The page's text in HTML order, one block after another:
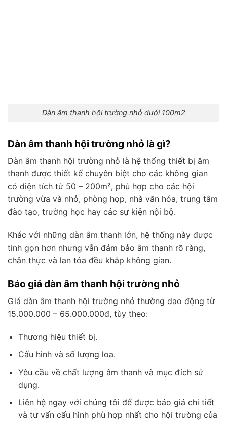
Dàn âm thanh hội trường nhỏ dưới 100m2
Dàn âm thanh hội trường nhỏ là gì?
Dàn âm thanh hội trường nhỏ là hệ thống thiết bị âm
thanh được thiết kế chuyên biệt cho các không gian
có diện tích từ 50 – 200m², phù hợp cho các hội
trường vừa và nhỏ, phòng họp, nhà văn hóa, trung tâm
đào tạo, trường học hay các sự kiện nội bộ.
Khác với những dàn âm thanh lớn, hệ thống này được
tinh gọn hơn nhưng vẫn đảm bảo âm thanh rõ ràng,
chân thực và lan tỏa đều khắp không gian.
Báo giá dàn âm thanh hội trường nhỏ
Giá dàn âm thanh hội trường nhỏ thường dao động từ
15.000.000 – 65.000.000đ, tùy theo:
Thương hiệu thiết bị.
Cấu hình và số lượng loa.
Yêu cầu về chất lượng âm thanh và mục đích sử
dụng.
Liên hệ ngay với chúng tôi để được báo giá chi tiết
và tư vấn cấu hình phù hợp nhất cho hội trường của